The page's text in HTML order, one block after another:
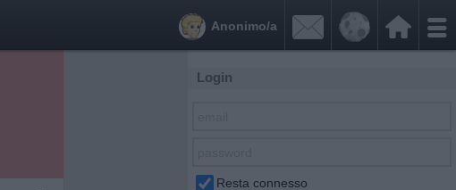


Anonimo/a
Login
Resta connesso